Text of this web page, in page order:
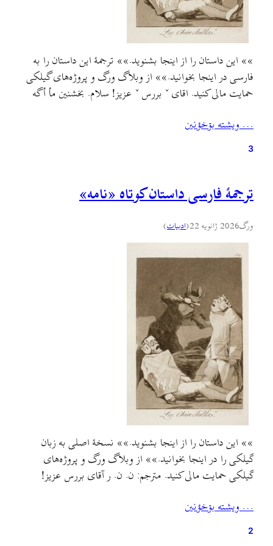
»» این داستان را از اینجا بشنوید.»» ترجمهٔ این داستان را به
فارسی در اینجا بخوانید.»»‌ از وبلاگ ورگ و پروژه‌های گیلکی
حمایت مالی کنید. اقای ˇ بررس ˇ عزیز! سلام. بخشنین مأ أگه
جؤر بۊدم شیمه نؤم-ه نیأتم، بۊتم بئتره هۊ عؤنوان أجي…
… ويشته بۊخؤنين
3
ترجمهٔ فارسی داستان کوتاه «نامه»
ورگ2026 ژانویه 22 (ادبيات)
»» این داستان را از اینجا بشنوید.»» نسخهٔ اصلی به زبان
گیلکی را در اینجا بخوانید.»»‌ از وبلاگ ورگ و پروژه‌های
گیلکی حمایت مالی کنید. مترجم: ن. ن. ر آقای بررس عزیز!
چه نامه‌تان را زیر و رو کردم، اسمی از شما پیدا…
… ويشته بۊخؤنين
2